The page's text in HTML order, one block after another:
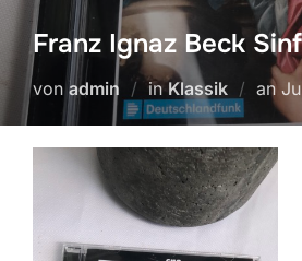
Franz Ignaz Beck
von admin inKlassik an